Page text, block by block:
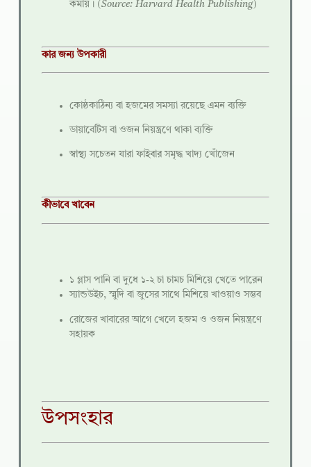
কমায়। (Source: Harvard Health Publishing)
কার জন্য উপকারী
কোষ্ঠকাঠিন্য বা হজমের সমস্যা রয়েছে এমন ব্যক্তি
ডায়াবেটিস বা ওজন নিয়ন্ত্রণে থাকা ব্যক্তি
স্বাস্থ্য সচেতন যারা ফাইবার সমৃদ্ধ খাদ্য খোঁজেন
কীভাবে খাবেন
১ গ্লাস পানি বা দুধে ১-২ চা চামচ মিশিয়ে খেতে পারেন
স্যান্ডউইচ, স্মুদি বা জুসের সাথে মিশিয়ে খাওয়াও সম্ভব
রোজের খাবারের আগে খেলে হজম ও ওজন নিয়ন্ত্রণে
সহায়ক
উপসংহার